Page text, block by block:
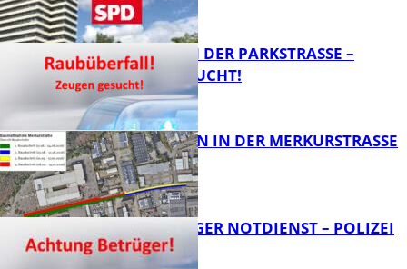
FB News
FB News
ÜBERFALL IN DER PARKSTRASSE – Z
EUGEN GESUCHT!
BAUARBEITEN IN DER MERKURSTRASSE
FRAGWÜRDIGER NOTDIENST – POLIZEI
WARNT